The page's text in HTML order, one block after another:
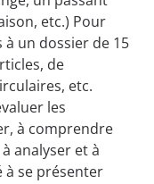
etc.) Pour
à un dossier de 15
de
etc.
les
à comprendre
analyser et à
à se présenter